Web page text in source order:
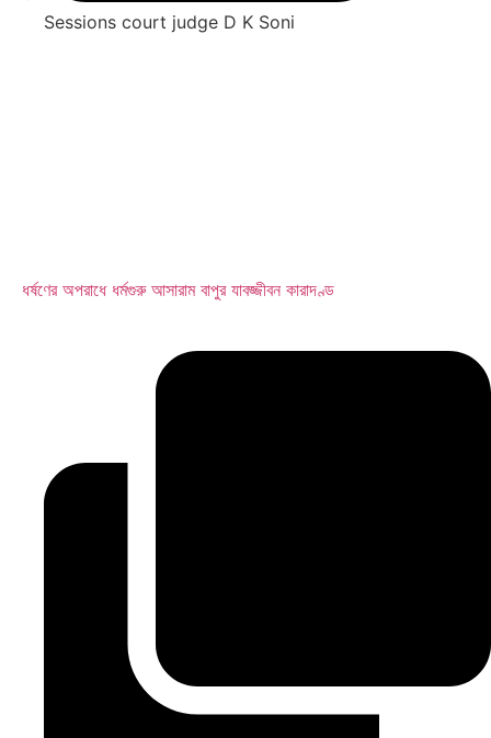
Sessions court judge D K Soni
ধর্ষণের অপরাধে ধর্মগুরু আসারাম বাপুর যাবজ্জীবন কারাদণ্ড